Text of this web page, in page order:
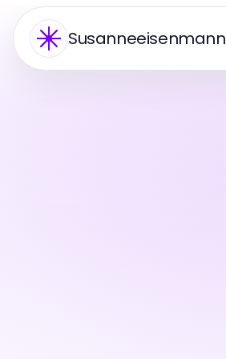
Susanneeisenmann